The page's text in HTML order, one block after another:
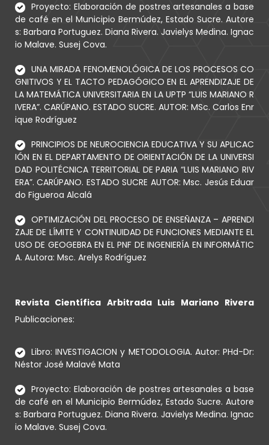
Proyecto: Elaboración de postres artesanales a base
de café en el Municipio Bermúdez, Estado Sucre. Autore
s: Barbara Portuguez. Diana Rivera. Javielys Medina. Ignac
io Malave. Susej Cova.
UNA MIRADA FENOMENOLÓGICA DE LOS PROCESOS CO
GNITIVOS Y EL TACTO PEDAGÓGICO EN EL APRENDIZAJE DE
LA MATEMÁTICA UNIVERSITARIA EN LA UPTP “LUIS MARIANO R
IVERA”. CARÚPANO. ESTADO SUCRE. AUTOR: MSc. Carlos Enr
ique Rodríguez
PRINCIPIOS DE NEUROCIENCIA EDUCATIVA Y SU APLICAC
IÓN EN EL DEPARTAMENTO DE ORIENTACIÓN DE LA UNIVERSI
DAD POLITÉCNICA TERRITORIAL DE PARIA “LUIS MARIANO RIV
ERA”. CARÚPANO. ESTADO SUCRE AUTOR: Msc. Jesús Eduar
do Figueroa Alcalá
OPTIMIZACIÓN DEL PROCESO DE ENSEÑANZA – APRENDI
ZAJE DE LÍMITE Y CONTINUIDAD DE FUNCIONES MEDIANTE EL
USO DE GEOGEBRA EN EL PNF DE INGENIERÍA EN INFORMÁTIC
A. Autora: Msc. Arelys Rodríguez
Revista Científica Arbitrada Luis Mariano Rivera
Publicaciones:
Libro: INVESTIGACION y METODOLOGIA. Autor: PHd-Dr:
Néstor José Malavé Mata
Proyecto: Elaboración de postres artesanales a base
de café en el Municipio Bermúdez, Estado Sucre. Autore
s: Barbara Portuguez. Diana Rivera. Javielys Medina. Ignac
io Malave. Susej Cova.